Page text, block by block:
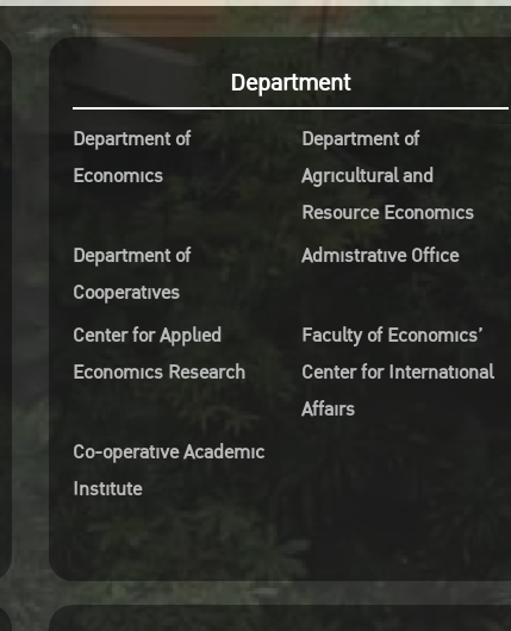
Department
Department of
Economics
Department of
Agricultural and
Resource Economics
Department of
Cooperatives
Admistrative Office
Center for Applied
Economics Research
Faculty of Economics’
Center for International
Affairs
Co-operative Academic
Institute